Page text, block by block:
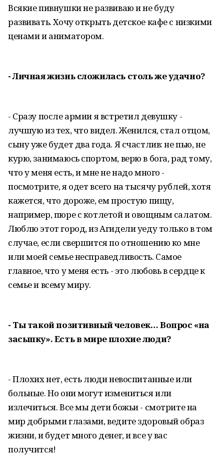
Всякие пивнушки не развиваю и не буду
развивать. Хочу открыть детское кафе с низкими
ценами и аниматором.
- Личная жизнь сложилась столь же удачно?
- Сразу после армии я встретил девушку -
лучшую из тех, что видел. Женился, стал отцом,
сыну уже будет два года. Я счастлив: не пью, не
курю, занимаюсь спортом, верю в бога, рад тому,
что у меня есть, и мне не надо много -
посмотрите, я одет всего на тысячу рублей, хотя
кажется, что дороже, ем простую пищу,
например, пюре с котлетой и овощным салатом.
Люблю этот город, из Агидели уеду только в том
случае, если свершится по отношению ко мне
или моей семье несправедливость. Самое
главное, что у меня есть - это любовь в сердце к
семье и всему миру.
- Ты такой позитивный человек… Вопрос «на
засыпку». Есть в мире плохие люди?
- Плохих нет, есть люди невоспитанные или
больные. Но они могут измениться или
излечиться. Все мы дети божьи - смотрите на
мир добрыми глазами, ведите здоровый образ
жизни, и будет много денег, и все у вас
получится!